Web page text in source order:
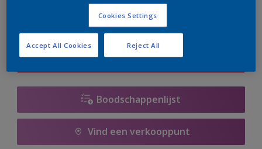
Op dit moment is het niet mogelijk dit product online
te bestellen. Bezoek je dichtstbijzijnde winkel of klik op
de knop hieronder.
Boodschappenlijst
Vind een verkooppunt
Cookies Settings
Reject All
Accept All Cookies